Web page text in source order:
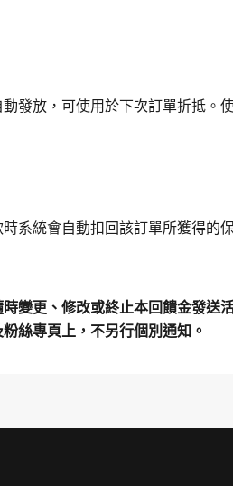
發放，可使用於下次訂單折抵。
系統會自動扣回該訂單所獲得的
變更、修改或終止本回饋金發送
絲專頁上，不另行個別通知。